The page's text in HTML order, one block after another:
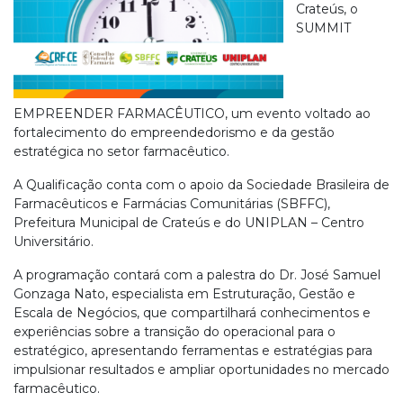
Crateús, o
SUMMIT
EMPREENDER FARMACÊUTICO, um evento voltado ao
fortalecimento do empreendedorismo e da gestão
estratégica no setor farmacêutico.
A Qualificação conta com o apoio da Sociedade Brasileira de
Farmacêuticos e Farmácias Comunitárias (SBFFC),
Prefeitura Municipal de Crateús e do UNIPLAN – Centro
Universitário.
A programação contará com a palestra do Dr. José Samuel
Gonzaga Nato, especialista em Estruturação, Gestão e
Escala de Negócios, que compartilhará conhecimentos e
experiências sobre a transição do operacional para o
estratégico, apresentando ferramentas e estratégias para
impulsionar resultados e ampliar oportunidades no mercado
farmacêutico.